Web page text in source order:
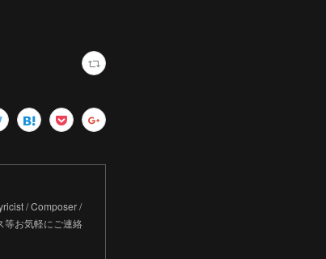
/ Composer /
等お気軽にご連絡